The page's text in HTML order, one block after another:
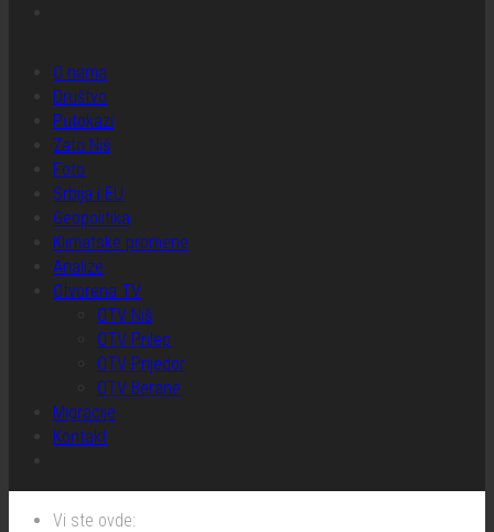
O nama
Društvo
Putokazi
Zato Niš
Foto
Srbija i EU
Geopolitika
Klimatske promene
Analize
Otvorena TV
OTV Niš
OTV Prilep
OTV Prijedor
OTV Berane
Migracije
Kontakt
Vi ste ovde: